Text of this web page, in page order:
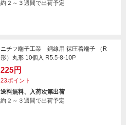
約２～３週間で出荷予定
ニチフ端子工業 銅線用 裸圧着端子 （R
形）丸形 10個入 R5.5-8-10P
225円
23ポイント
送料無料、入荷次第出荷
約２～３週間で出荷予定